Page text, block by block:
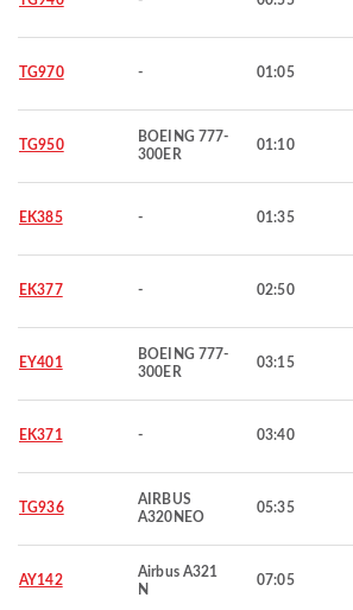
TG970 - 01:05
TG950
BOEING 777-
300ER
01:10
EK385 - 01:35
EK377 - 02:50
EY401
BOEING 777-
300ER
03:15
EK371 - 03:40
TG936
AIRBUS
A320NEO
05:35
AY142
Airbus A321
N
07:05